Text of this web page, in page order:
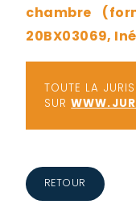
chambre
20BX03069,
TOUTE LA
SUR
RETOUR